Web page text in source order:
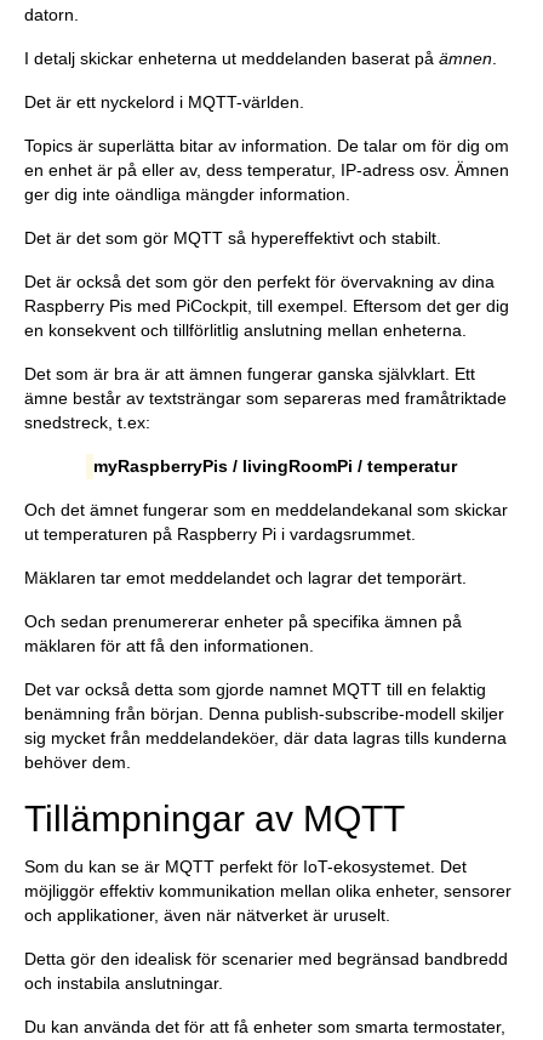
datorn.
I detalj skickar enheterna ut meddelanden baserat på ämnen.
Det är ett nyckelord i MQTT-världen.
Topics är superlätta bitar av information. De talar om för dig om
en enhet är på eller av, dess temperatur, IP-adress osv. Ämnen
ger dig inte oändliga mängder information.
Det är det som gör MQTT så hypereffektivt och stabilt.
Det är också det som gör den perfekt för övervakning av dina
Raspberry Pis med PiCockpit, till exempel. Eftersom det ger dig
en konsekvent och tillförlitlig anslutning mellan enheterna.
Det som är bra är att ämnen fungerar ganska självklart. Ett
ämne består av textsträngar som separeras med framåtriktade
snedstreck, t.ex:
myRaspberryPis / livingRoomPi / temperatur
Och det ämnet fungerar som en meddelandekanal som skickar
ut temperaturen på Raspberry Pi i vardagsrummet.
Mäklaren tar emot meddelandet och lagrar det temporärt.
Och sedan prenumererar enheter på specifika ämnen på
mäklaren för att få den informationen.
Det var också detta som gjorde namnet MQTT till en felaktig
benämning från början. Denna publish-subscribe-modell skiljer
sig mycket från meddelandeköer, där data lagras tills kunderna
behöver dem.
Tillämpningar av MQTT
Som du kan se är MQTT perfekt för IoT-ekosystemet. Det
möjliggör effektiv kommunikation mellan olika enheter, sensorer
och applikationer, även när nätverket är uruselt.
Detta gör den idealisk för scenarier med begränsad bandbredd
och instabila anslutningar.
Du kan använda det för att få enheter som smarta termostater,